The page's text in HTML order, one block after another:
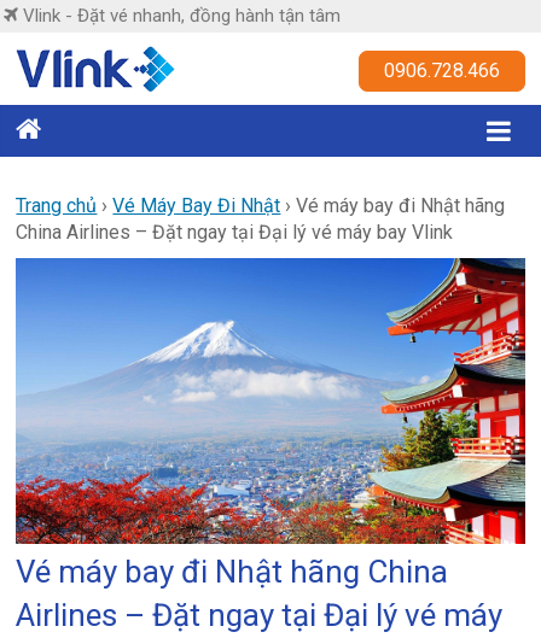
Skip
content
Vlink - Đặt vé nhanh, đồng hành tận tâm
Vlink
nhanh,
đồng
hành
0906.728.466
Trang chủ ›Vé Máy Bay Đi Nhật ›Vé máy bay đi Nhật hãng
China Airlines – Đặt ngay tại Đại lý vé máy bay Vlink
Vé máy bay đi Nhật hãng China
Airlines – Đặt ngay tại Đại lý vé máy